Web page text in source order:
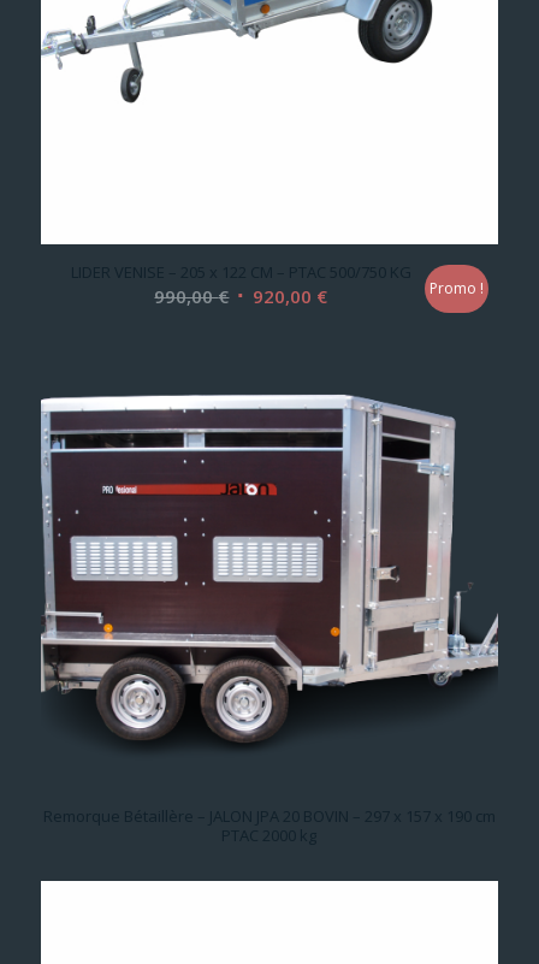
LIDER VENISE – 205 x 122 CM – PTAC 500/750 KG
990,00€ Le
990,00 €.
920,00 €Le
920,00 €.
Promo !
Remorque Bétaillère – JALON JPA 20 BOVIN – 297 x 157 x 190 cm
PTAC 2000 kg